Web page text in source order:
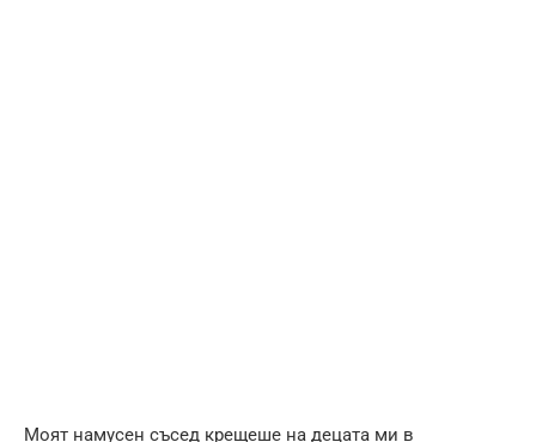
Моят намусен съсед крещеше на децата ми в